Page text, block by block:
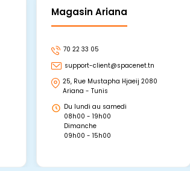
Magasin Ariana
70 22 33 05
support-client@spacenet.tn
25, Rue Mustapha Hjaeij 2080
Ariana - Tunis
Du lundi au samedi
08h00 - 19h00
Dimanche
09h00 - 15h00